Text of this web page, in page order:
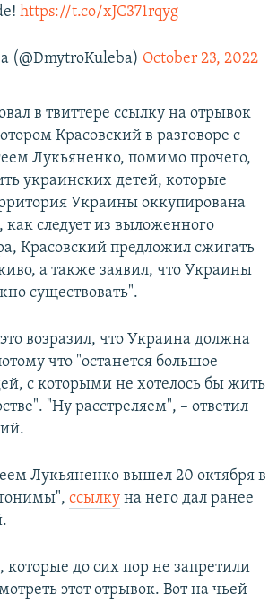
https://t.co/xJC371rqyg
(@DmytroKuleba) October 23, 2022
в твиттере ссылку на отрывок
Красовский в разговоре с
Лукьяненко, помимо прочего,
украинских детей, которые
Украины оккупирована
следует из выложенного
Красовский предложил сжигать
а также заявил, что Украины
существовать".
возразил, что Украина должна
что "останется большое
с которыми не хотелось бы жить
"Ну расстреляем", – ответил
Лукьяненко вышел 20 октября в
ссылку на него дал ранее
которые до сих пор не запретили
этот отрывок. Вот на чьей